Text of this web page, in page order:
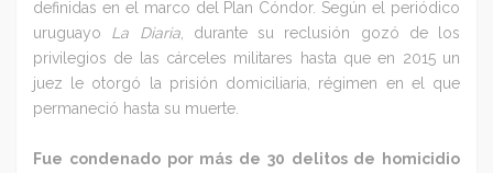
definidas en el marco del Plan Cóndor. Según el periódico
uruguayo La Diaria, durante su reclusión gozó de los
privilegios de las cárceles militares hasta que en 2015 un
juez le otorgó la prisión domiciliaria, régimen en el que
permaneció hasta su muerte.
Fue condenado por más de 30 delitos de homicidio